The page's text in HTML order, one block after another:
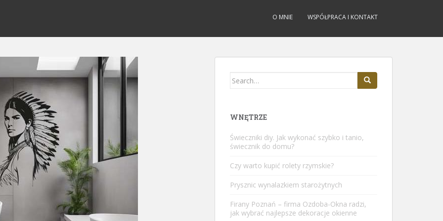
O MNIE WSPÓŁPRACA I KONTAKT
Search
WNĘTRZE
Świeczniki diy. Jak wykonać szybko i tanio,
świecznik do domu?
Czy warto kupić rolety rzymskie?
Prysznic wynalazkiem starożytnych
Firany Poznań – firma Ozdoba-Okna radzi,
jak wybrać najlepsze dekoracje okienne